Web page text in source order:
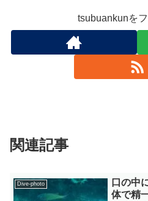
tsubuankunを
関連記事
Dive-photo
口の中
体で精